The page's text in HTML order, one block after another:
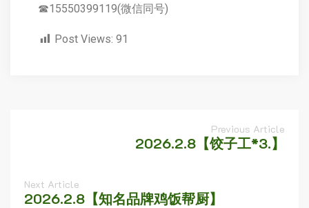
☎15550399119(微信同号)
Post Views: 91
Previous Article
2026.2.8【饺子工*3.】
Next Article
2026.2.8【知名品牌鸡饭帮厨】